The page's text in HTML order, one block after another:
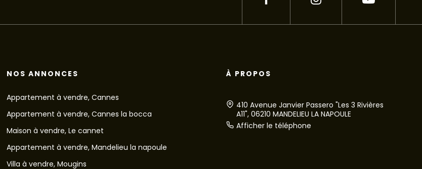
NOS ANNONCES
Appartement à vendre, Cannes
Appartement à vendre, Cannes la bocca
Maison à vendre, Le cannet
Appartement à vendre, Mandelieu la napoule
Villa à vendre, Mougins
À PROPOS
410 Avenue Janvier Passero "Les 3 Rivières
A11", 06210 MANDELIEU LA NAPOULE
Afficher le téléphone